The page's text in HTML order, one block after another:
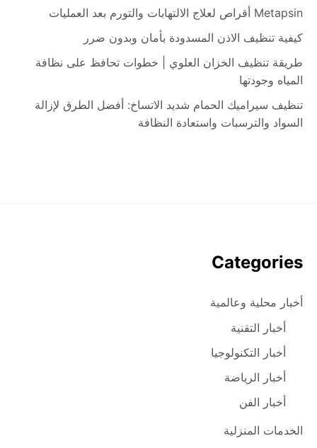
Metapsin أقراص لعلاج الالتهابات والتورم بعد العمليات
كيفية تنظيف الاذن المسدودة بأمان وبدون ضرر
طريقة تنظيف الخزان العلوي | خطوات تحافظ على نظافة
المياه وجودتها
تنظيف سيراميك الحمام شديد الاتساخ: أفضل الطرق لإزالة
السواد والترسبات واستعادة النظافة
Categories
أخبار محلية وعالمية
أخبار التقنية
أخبار التكنولوجيا
أخبار الرياضة
أخبار الفن
الخدمات المنزلية